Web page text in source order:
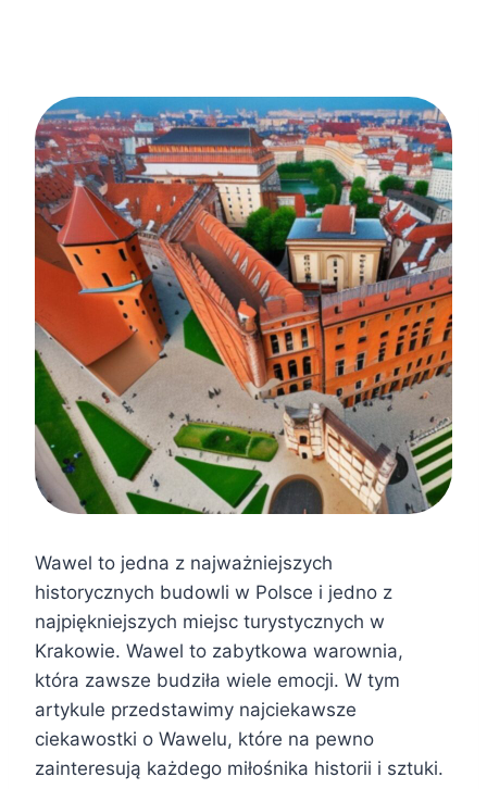
Wawel to jedna z najważniejszych
historycznych budowli w Polsce i jedno z
najpiękniejszych miejsc turystycznych w
Krakowie. Wawel to zabytkowa warownia,
która zawsze budziła wiele emocji. W tym
artykule przedstawimy najciekawsze
ciekawostki o Wawelu, które na pewno
zainteresują każdego miłośnika historii i sztuki.